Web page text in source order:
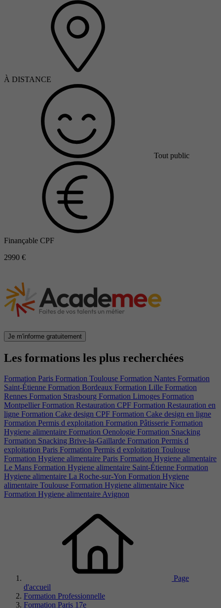
À DISTANCE
Tout public
Finançable CPF
2990 €
Je m'informe gratuitement
Les formations les plus recherchées
Formation Paris Formation Toulouse Formation Nantes Formation
Saint-Étienne Formation Bordeaux Formation Lille Formation
Rennes Formation Strasbourg Formation Limoges Formation
Montpellier Formation Restauration CPF Formation Restauration en
ligne Formation Cake design CPF Formation Cake design en ligne
Formation Permis d exploitation Formation Pâtisserie Formation
Hygiene alimentaire Formation Oenologie Formation Snacking
Formation Snacking Brive-la-Gaillarde Formation Permis d
exploitation Paris Formation Permis d exploitation Toulouse
Formation Hygiene alimentaire Paris Formation Hygiene alimentaire
Le Mans Formation Hygiene alimentaire Saint-Étienne Formation
Hygiene alimentaire La Roche-sur-Yon Formation Hygiene
alimentaire Toulouse Formation Hygiene alimentaire Nice
Formation Hygiene alimentaire Avignon
Page
d'accueil
Formation Professionnelle
Formation Paris 17e